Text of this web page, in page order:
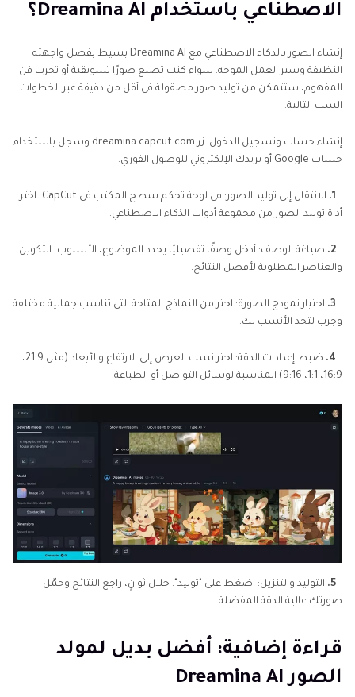
الاصطناعي باستخدام Dreamina AI؟
إنشاء الصور بالذكاء الاصطناعي مع Dreamina AI بسيط بفضل واجهته
النظيفة وسير العمل الموجه. سواء كنت تصنع صورًا تسويقية أو تجرب فن
المفهوم، ستتمكن من توليد صور مصقولة في أقل من دقيقة عبر الخطوات
الست التالية.
إنشاء حساب وتسجيل الدخول: زر dreamina.capcut.com وسجل باستخدام
حساب Google أو بريدك الإلكتروني للوصول الفوري.
1.
الانتقال إلى توليد الصور: في لوحة تحكم سطح المكتب في CapCut، اختر
أداة توليد الصور من مجموعة أدوات الذكاء الاصطناعي.
2.
صياغة الوصف: أدخل وصفًا تفصيليًا يحدد الموضوع، الأسلوب، التكوين،
والعناصر المطلوبة لأفضل النتائج.
3. اختيار نموذج الصورة: اختر من النماذج المتاحة التي تناسب جمالية مختلفة
وجرب لتجد الأنسب لك.
4.
ضبط إعدادات الدقة: اختر نسب العرض إلى الارتفاع والأبعاد (مثل 21:9،
16:9، 1:1، 9:16) المناسبة لوسائل التواصل أو الطباعة.
5. التوليد والتنزيل: اضغط على "توليد". خلال ثوانٍ، راجع النتائج وحمّل
صورتك عالية الدقة المفضلة.
قراءة إضافية: أفضل بديل لمولد
الصور Dreamina AI